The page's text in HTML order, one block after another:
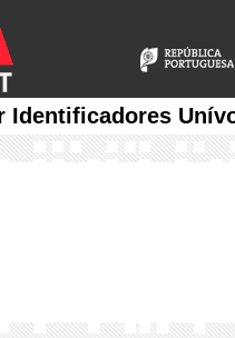
Identificadores